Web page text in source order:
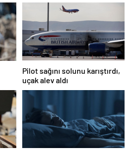
Uzlaşmaya varıldı
Pilot sağını solunu karıştırdı,
uçak alev aldı